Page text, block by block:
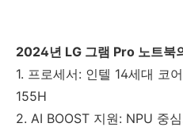
2024년 LG 그램 Pro 노트북
1. 프로세서: 인텔 14세대 코
155H
2. AI BOOST 지원: NPU 중